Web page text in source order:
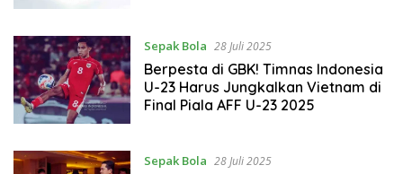
Sepak Bola 28 Juli 2025
Berpesta di GBK! Timnas Indonesia
U-23 Harus Jungkalkan Vietnam di
Final Piala AFF U-23 2025
Sepak Bola 28 Juli 2025